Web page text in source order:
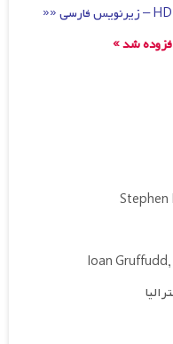
Stephen
Ioan Gruffudd,